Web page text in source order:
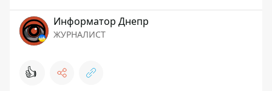
Информатор Днепр
ЖУРНАЛИСТ
👍